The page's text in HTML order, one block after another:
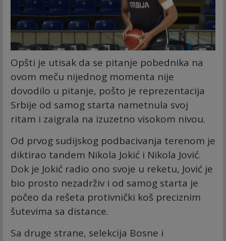
Opšti je utisak da se pitanje pobednika na
ovom meču nijednog momenta nije
dovodilo u pitanje, pošto je reprezentacija
Srbije od samog starta nametnula svoj
ritam i zaigrala na izuzetno visokom nivou.
Od prvog sudijskog podbacivanja terenom je
diktirao tandem Nikola Jokić i Nikola Jović.
Dok je Jokić radio ono svoje u reketu, Jović je
bio prosto nezadrživ i od samog starta je
počeo da rešeta protivnički koš preciznim
šutevima sa distance.
Sa druge strane, selekcija Bosne i